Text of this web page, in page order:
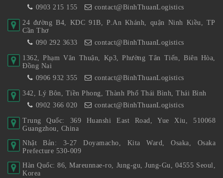
0903 215 155
contact@BinhThuanLogistics
24 đường B4, KDC 91B, P.An Khánh, quận Ninh Kiều, TP
Cần Thơ
090 292 3633
contact@BinhThuanLogistics
1362, Phạm Văn Thuận, Kp3, Phường Tân Tiến, Biên Hòa,
Đồng Nai
0906 932 355
contact@BinhThuanLogistics
342, Lý Bôn, Tiền Phong, Thành Phố Thái Bình, Thái Bình
0902 366 020
contact@BinhThuanLogistics
Trung Quốc: 369 Huanshi East Road, Yue Xiu, 510068
Guangzhou, China
Nhật Bản: 3-27 Doyamacho, Kita Ward, Osaka, Osaka
Prefecture 530-009
Hàn Quốc: 86, Mareunnae-ro, Jung-gu, Jung-Gu, 04555 Seoul,
Korea